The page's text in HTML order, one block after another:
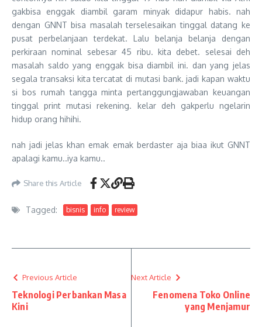
gakbisa enggak diambil garam minyak didapur habis. nah
dengan GNNT bisa masalah terselesaikan tinggal datang ke
pusat perbelanjaan terdekat. Lalu belanja belanja dengan
perkiraan nominal sebesar 45 ribu. kita debet. selesai deh
masalah saldo yang enggak bisa diambil ini. dan yang jelas
segala transaksi kita tercatat di mutasi bank. jadi kapan waktu
si bos rumah tangga minta pertanggungjawaban keuangan
tinggal print mutasi rekening. kelar deh gakperlu ngelarin
hidup orang hihihi.
nah jadi jelas khan emak emak berdaster aja biaa ikut GNNT
apalagi kamu..iya kamu..
Share this Article
Tagged: bisnis info review
Previous Article
Teknologi Perbankan Masa
Kini
Next Article
Fenomena Toko Online
yang Menjamur